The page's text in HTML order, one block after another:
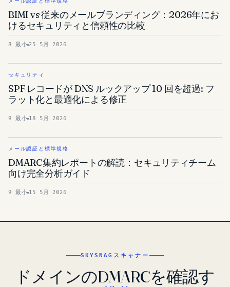
メール認証と標準規格
BIMI vs 従来のメールブランディング：2026年にお
けるセキュリティと信頼性の比較
8 最小 25 5月 2026
セキュリティ
SPF レコードが DNS ルックアップ 10 回を超過: フ
ラット化と最適化による修正
9 最小 18 5月 2026
メール認証と標準規格
DMARC集約レポートの解読：セキュリティチーム
向け完全分析ガイド
9 最小 15 5月 2026
SKYSNAGスキャナー
ドメインのDMARCを確認す